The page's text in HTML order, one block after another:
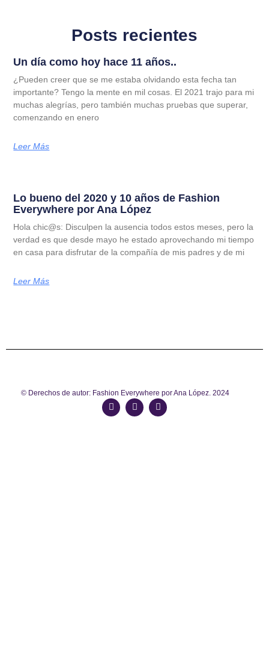
Posts recientes
Un día como hoy hace 11 años..
¿Pueden creer que se me estaba olvidando esta fecha tan
importante? Tengo la mente en mil cosas. El 2021 trajo para mi
muchas alegrías, pero también muchas pruebas que superar,
comenzando en enero
Leer Más
Lo bueno del 2020 y 10 años de Fashion
Everywhere por Ana López
Hola chic@s: Disculpen la ausencia todos estos meses, pero la
verdad es que desde mayo he estado aprovechando mi tiempo
en casa para disfrutar de la compañía de mis padres y de mi
Leer Más
© Derechos de autor: Fashion Everywhere por Ana López. 2024